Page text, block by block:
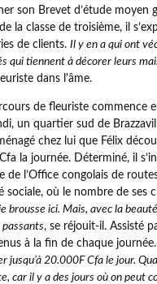
son Brevet d’étude moyen
la classe de troisième, il
de clients. Il y en a qui ont
qui tiennent à décorer leurs
dans l'âme.
de fleuriste commence
un quartier sud de
chez lui que Félix
la journée. Déterminé, il
de l’Office congolais de
sociale, où le nombre de ses
brousse ici. Mais, avec la
, se réjouit-il. Assisté
à la fin de chaque journée.
jusqu’à 20.000F Cfa le jour.
car il y a des jours où on peut